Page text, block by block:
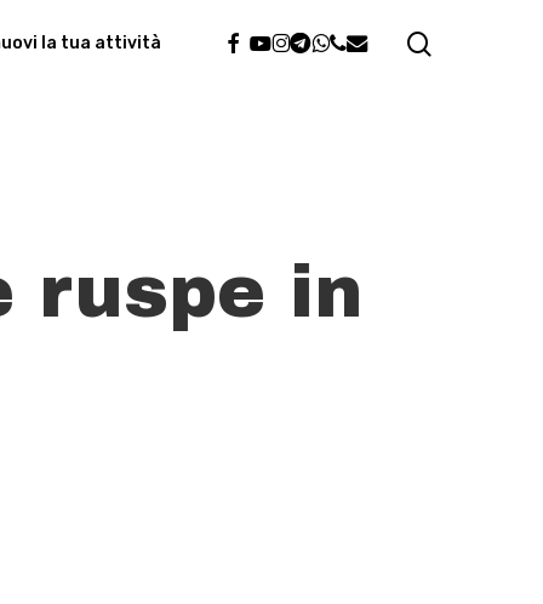
la tua attività facebook
youtube
instagram
telegram
whatsapp
phone
email
ruspe in